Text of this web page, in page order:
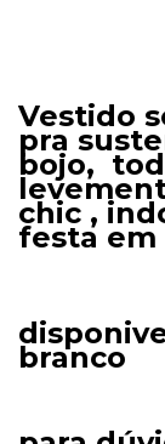
Vestido
pra
bojo,
chic ,
festa
branco